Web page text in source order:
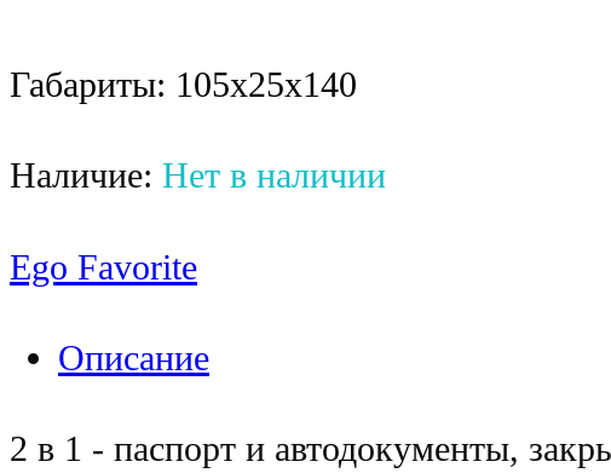
Габариты: 105x25x140
Наличие: Нет в наличии
Ego Favorite
Описание
2 в 1 - паспорт и автодокументы,